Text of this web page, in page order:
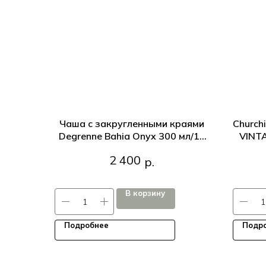
Чаша с закругленными краями
Degrenne Bahia Onyx 300 мл/12
Degrenne Bahia Onyx 300 мл/12 см,
2 400 р.
В корзину
Подробнее